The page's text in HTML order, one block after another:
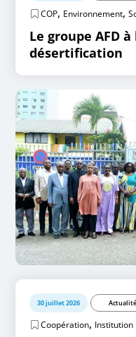
COP, Environnement,
Le groupe AFD à
désertification
30 juillet 2026
Coopération, Institution